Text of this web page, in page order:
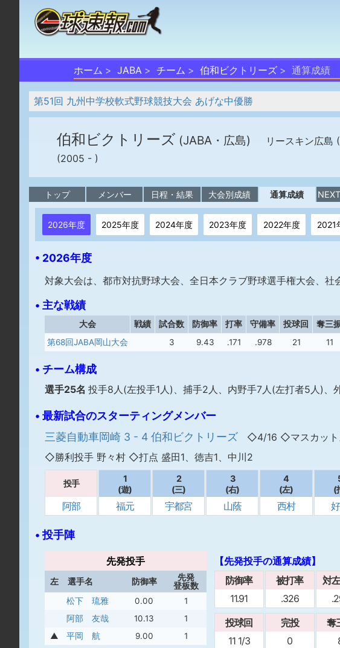
ホーム JABA チーム 伯和ビクトリーズ 通算成績
第51回 九州中学校軟式野球競技大会 あげな中優勝
伯和ビクトリーズ (JABA・広島)
リースキン広
(2005 - )
トップ メンバー 日程・結果 大会別成績 通算成績
2026年度 2025年度 2024年度 2023年度 2022年度 2021
• 2026年度
対象大会は、都市対抗野球大会、全日本クラブ野球選手権大会、社
• 主な戦績
大会 戦績 試合数 防御率 打率 守備率 投球回 奪三
第68回JABA岡山大会
3 9.43 .171 .978 21 11
• チーム構成
選手25名 投手8人(左投手1人)、捕手2人、内野手7人(左打者5人)、
• 最新試合のスターティングメンバー
三菱自動車岡崎 3 - 4 伯和ビクトリーズ
◇4/16 ◇マスカット
◇勝利投手 野々村 ◇打点 盛田1、徳吉1、中川2
投手
阿部
1
(遊)
福元
2
(三)
宇都宮
3
(右)
山蔭
4
(左)
西村
(
• 投手陣
先発投手
左 選手名 防御率
先発
登板数
松下 琉雅
0.00
1
阿部 友哉
10.13
1
▲
平岡 航 9.00 1
【先発投手の通算成績】
防御率
11.91
被打率
.326
対
投球回
11 1/3
完投
0
奪